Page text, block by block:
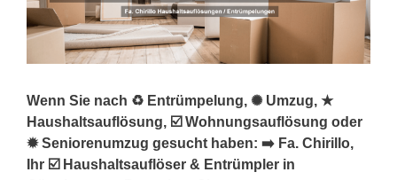
Wenn Sie nach ♻ Entrümpelung, ✺ Umzug, ★
Haushaltsauflösung, ☑️ Wohnungsauflösung oder
✹ Seniorenumzug gesucht haben: ➡️ Fa. Chirillo,
Ihr ☑️ Haushaltsauflöser & Entrümpler in